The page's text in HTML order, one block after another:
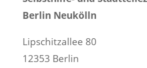
Berlin Neukölln
Lipschitzallee 80
12353 Berlin